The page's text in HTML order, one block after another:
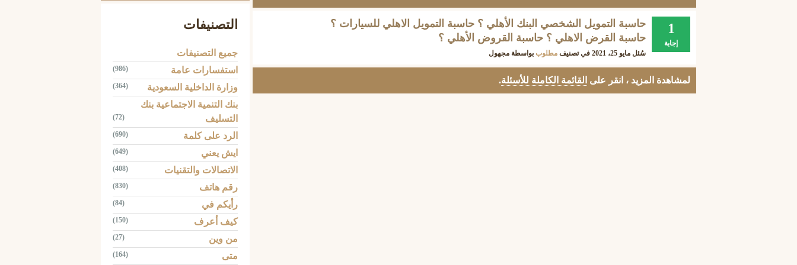
1
إجابة
حاسبة التمويل الشخصي البنك الأهلي ؟ حاسبة التمويل الاهلي للسيارات ؟
حاسبة القرض الاهلي ؟ حاسبة القروض الأهلي ؟
سُئل مايو 25، 2021 في تصنيف مطلوب بواسطة مجهول
لمشاهدة المزيد ، انقر على القائمة الكاملة للأسئلة.
التصنيفات
جميع التصنيفات
استفسارات عامة
(986)
وزارة الداخلية السعودية (364)
بنك التنمية الاجتماعية بنك
التسليف
(72)
الرد على كلمة (690)
ايش يعني (649)
الاتصالات والتقنيات (408)
رقم هاتف (830)
رأيكم في (84)
كيف أعرف (150)
من وين (27)
متى (164)